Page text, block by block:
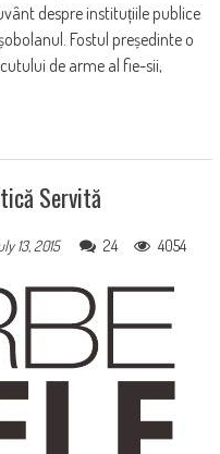
despre instituțiile publice
Fostul președinte o
de arme al fie-sii,
Servită
13, 2015 24 4054